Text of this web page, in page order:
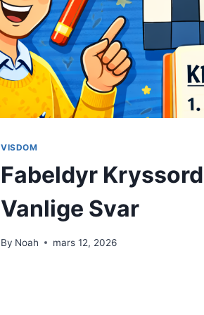
VISDOM
Fabeldyr
Vanlige Svar
By Noah mars 12, 2026